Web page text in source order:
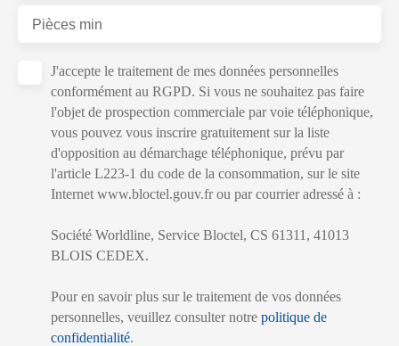
Pièces min
J'accepte le traitement de mes données personnelles
conformément au RGPD. Si vous ne souhaitez pas faire
l'objet de prospection commerciale par voie téléphonique,
vous pouvez vous inscrire gratuitement sur la liste
d'opposition au démarchage téléphonique, prévu par
l'article L223-1 du code de la consommation, sur le site
Internet www.bloctel.gouv.fr ou par courrier adressé à :
Société Worldline, Service Bloctel, CS 61311, 41013
BLOIS CEDEX.
Pour en savoir plus sur le traitement de vos données
personnelles, veuillez consulter notre politique de
confidentialité.